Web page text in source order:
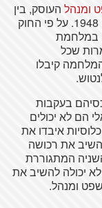
ומנהל העוסק, בין
השאר, בנכסי יהודים במזרח ירושלים מלפני 1948. על פי החוק
במלחמת
שכל
קיבלו
בעקבות
הם לא יכולים
איבדו את
את רכושה
המתגוררת
יכולה להשיב את
ומנהל.